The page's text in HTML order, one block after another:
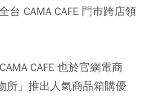
台 CAMA CAFE 門市跨店領
CAFE 也於官網電商
所」推出人氣商品箱購優